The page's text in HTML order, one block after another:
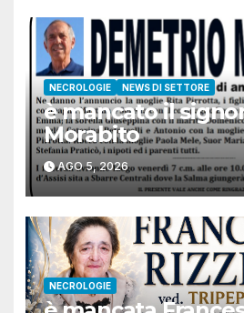
NECROLOGIE NEWS DI SETTORE
è mancato il
Morabito
AGO 5, 2026
NECROLOGIE